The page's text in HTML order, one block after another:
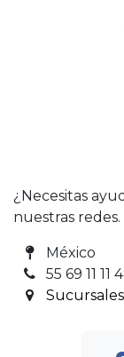
¿Necesitas
nuestras redes.
México
55 69 11 11
Sucursales